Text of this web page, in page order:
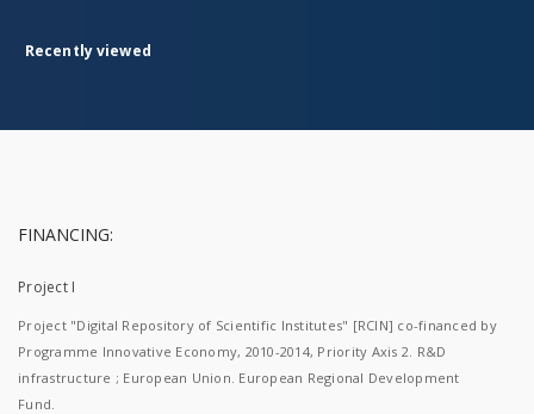
Recently viewed
FINANCING:
Project I
Project "Digital Repository of Scientific Institutes" [RCIN] co-financed by
Programme Innovative Economy, 2010-2014, Priority Axis 2. R&D
infrastructure ; European Union. European Regional Development
Fund.